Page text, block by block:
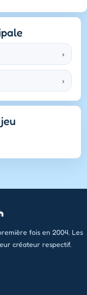
›
›
fois en 2004. Les
créateur respectif.